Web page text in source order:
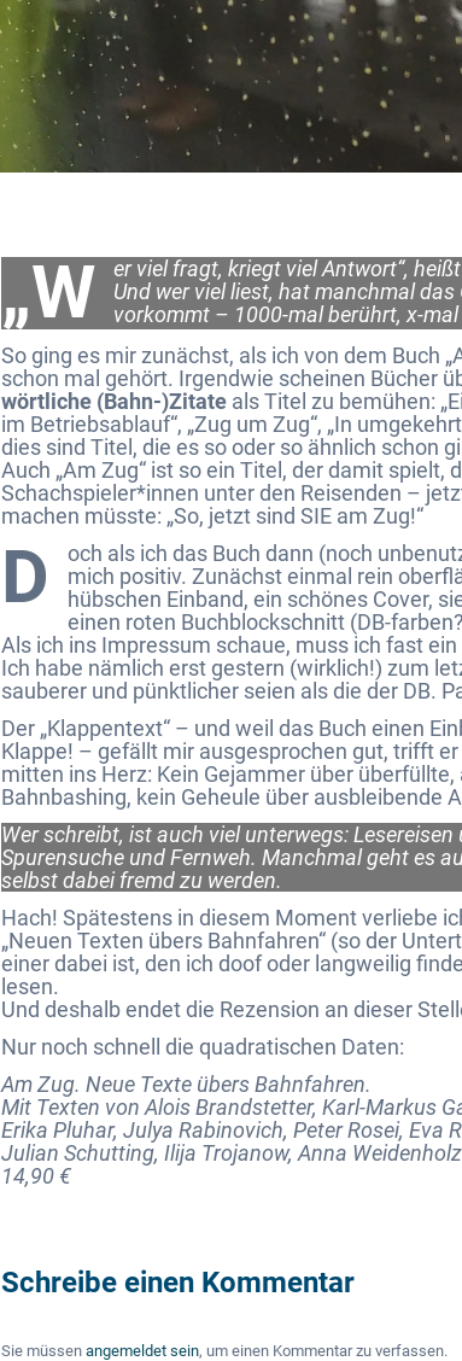
„W
er viel fragt, kriegt viel Antwort“,
Und wer viel liest, hat manchmal das
vorkommt – 1000-mal berührt, x-
So ging es mir zunächst, als ich von dem Buch
schon mal gehört. Irgendwie scheinen Bücher
wörtliche (Bahn-)Zitate als Titel zu bemühen:
im Betriebsablauf“, „Zug um Zug“, „In
dies sind Titel, die es so oder so ähnlich schon
Auch „Am Zug“ ist so ein Titel, der damit
Schachspieler*innen unter den Reisenden –
machen müsste: „So, jetzt sind SIE am Zug!“
D
och als ich das Buch dann (noch
mich positiv. Zunächst einmal rein
hübschen Einband, ein schönes Cover,
einen roten Buchblockschnitt (DB-
Als ich ins Impressum schaue, muss ich fast
Ich habe nämlich erst gestern (wirklich!) zum
sauberer und pünktlicher seien als die der DB.
Der „Klappentext“ – und weil das Buch einen
Klappe! – gefällt mir ausgesprochen gut, trifft
mitten ins Herz: Kein Gejammer über
Bahnbashing, kein Geheule über ausbleibende
Wer schreibt, ist auch viel unterwegs:
Spurensuche und Fernweh. Manchmal geht es
selbst dabei fremd zu werden.
Hach! Spätestens in diesem Moment verliebe
„Neuen Texten übers Bahnfahren“ (so der
einer dabei ist, den ich doof oder langweilig
lesen.
Und deshalb endet die Rezension an dieser
Nur noch schnell die quadratischen Daten:
Am Zug. Neue Texte übers Bahnfahren.
Mit Texten von Alois Brandstetter, Karl-Markus
Erika Pluhar, Julya Rabinovich, Peter Rosei, Eva
Julian Schutting, Ilija Trojanow, Anna
14,90 €
Schreibe einen Kommentar
Sie müssen angemeldet sein, um einen Kommentar zu verfassen.